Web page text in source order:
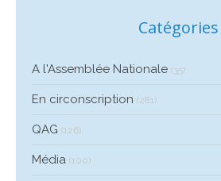
Catégories
A l'Assemblée Nationale (35)
En circonscription (281)
QAG (126)
Média (100)